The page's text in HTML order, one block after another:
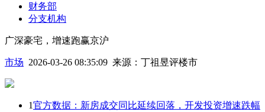
财务部
分支机构
广深豪宅，增速跑赢京沪
市场 2026-03-26 08:35:09 来源： 丁祖昱评楼市
1官方数据：新房成交同比延续回落，开发投资增速跌幅